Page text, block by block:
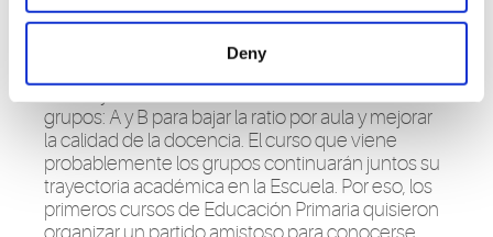
Deny
Este año han cambiado algunas cosas. Entre
grupos: A y B para bajar la ratio por aula y mejorar
la calidad de la docencia. El curso que viene
probablemente los grupos continuarán juntos su
trayectoria académica en la Escuela. Por eso, los
primeros cursos de Educación Primaria quisieron